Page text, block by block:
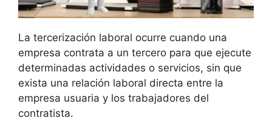
La tercerización laboral ocurre cuando una
empresa contrata a un tercero para que ejecute
determinadas actividades o servicios, sin que
exista una relación laboral directa entre la
empresa usuaria y los trabajadores del
contratista.